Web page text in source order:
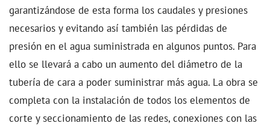
garantizándose de esta forma los caudales y presiones
necesarios y evitando así también las pérdidas de
presión en el agua suministrada en algunos puntos. Para
ello se llevará a cabo un aumento del diámetro de la
tubería de cara a poder suministrar más agua. La obra se
completa con la instalación de todos los elementos de
corte y seccionamiento de las redes, conexiones con las